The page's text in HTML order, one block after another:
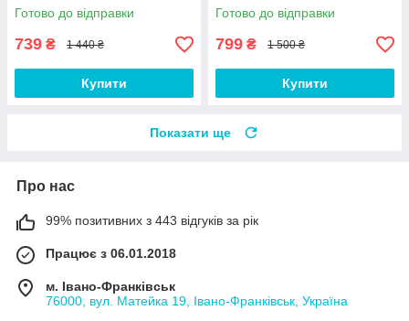
Готово до відправки
739 ₴ 1 440 ₴
Купити
Готово до відправки
799 ₴ 1 500 ₴
Купити
Показати ще
Про нас
99% позитивних з 443 відгуків за рік
Працює з 06.01.2018
м. Івано-Франківськ
76000, вул. Матейка 19, Івано-Франківськ, Україна